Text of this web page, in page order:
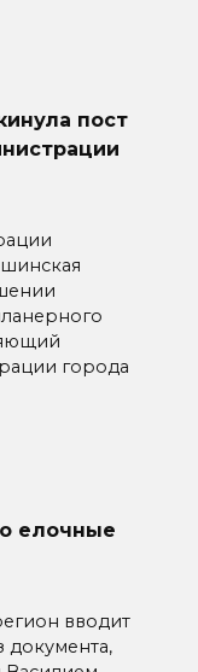
пост
города
елочные
вводит
документа,